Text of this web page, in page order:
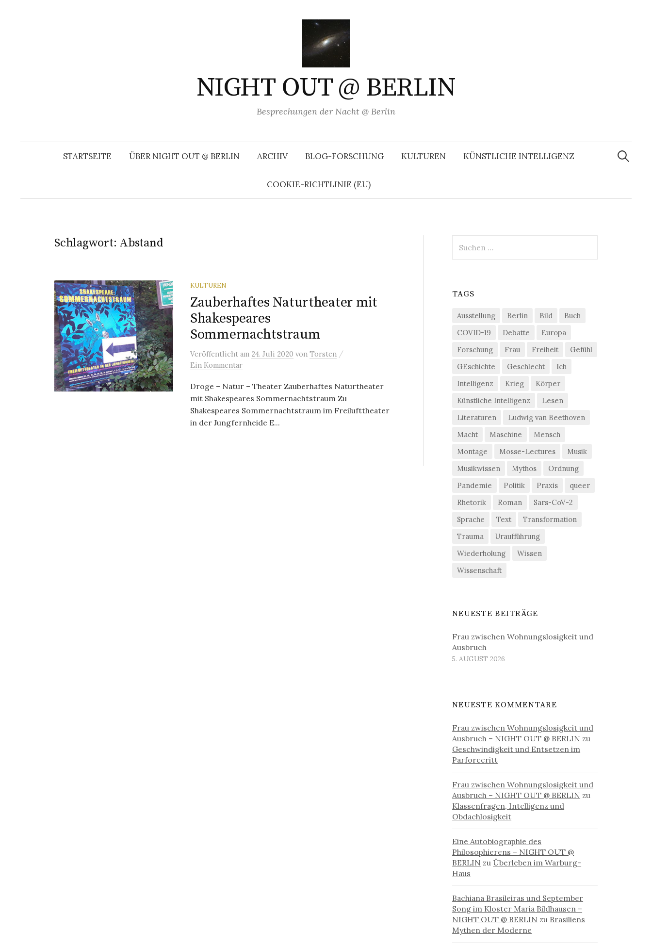
NIGHT OUT @ BERLIN
Besprechungen der Nacht @ Berlin
STARTSEITE ÜBER NIGHT OUT @ BERLIN ARCHIV BLOG-FORSCHUNG KULTUREN KÜNSTLICHE INTELLIGENZ
COOKIE-RICHTLINIE (EU)
Suchen
nach:
Schlagwort: Abstand
KULTUREN
Zauberhaftes Naturtheater mit
Shakespeares
Sommernachtstraum
Veröffentlicht am 24. Juli 2020 von Torsten /
Ein Kommentar
Droge – Natur – Theater Zauberhaftes Naturtheater
mit Shakespeares Sommernachtstraum Zu
Shakespeares Sommernachtstraum im Freilufttheater
in der Jungfernheide E...
nach:
TAGS
Ausstellung Berlin Bild
Buch
COVID-19
Debatte
Europa
Forschung
Frau Freiheit
Gefühl
GEschichte
Geschlecht
Ich
Intelligenz
Krieg
Körper
Künstliche Intelligenz
Lesen
Literaturen
Ludwig van Beethoven
Macht
Maschine
Mensch
Montage
Mosse-Lectures
Musik
Musikwissen
Mythos
Ordnung
Pandemie
Politik Praxis
queer
Rhetorik
Roman
Sars-CoV-2
Sprache
Text
Transformation
Trauma
Uraufführung
Wiederholung
Wissen
Wissenschaft
NEUESTE BEITRÄGE
Frau zwischen Wohnungslosigkeit und
Ausbruch
5. AUGUST 2026
NEUESTE KOMMENTARE
Frau zwischen Wohnungslosigkeit und
Ausbruch – NIGHT OUT @ BERLIN zu
Geschwindigkeit und Entsetzen im
Parforceritt
Frau zwischen Wohnungslosigkeit und
Ausbruch – NIGHT OUT @ BERLIN zu
Klassenfragen, Intelligenz und
Obdachlosigkeit
Eine Autobiographie des
Philosophierens – NIGHT OUT @
BERLIN zu Überleben im Warburg-
Haus
Bachiana Brasileiras und September
Song im Kloster Maria Bildhausen –
NIGHT OUT @ BERLIN zu Brasiliens
Mythen der Moderne